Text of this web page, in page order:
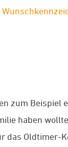
zum Beispiel
haben
Oldtimer-